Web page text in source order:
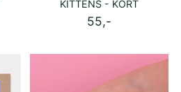
KITTENS - KORT
55,-